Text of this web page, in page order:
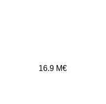
16.9 M€